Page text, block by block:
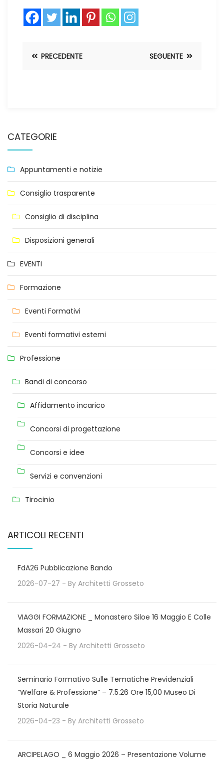
PRECEDENTE SEGUENTE
CATEGORIE
Appuntamenti e notizie
Consiglio trasparente
Consiglio di disciplina
Disposizioni generali
EVENTI
Formazione
Eventi Formativi
Eventi formativi esterni
Professione
Bandi di concorso
Affidamento incarico
Concorsi di progettazione
Concorsi e idee
Servizi e convenzioni
Tirocinio
ARTICOLI RECENTI
FdA26 Pubblicazione Bando
2026-07-27 - By Architetti Grosseto
VIAGGI FORMAZIONE _ Monastero Siloe 16 Maggio E Colle
Massari 20 Giugno
2026-04-24 - By Architetti Grosseto
Seminario Formativo Sulle Tematiche Previdenziali
“Welfare & Professione” – 7.5.26 Ore 15,00 Museo Di
Storia Naturale
2026-04-23 - By Architetti Grosseto
ARCIPELAGO _ 6 Maggio 2026 – Presentazione Volume